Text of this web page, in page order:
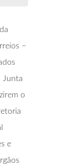
–
Junta
o
e